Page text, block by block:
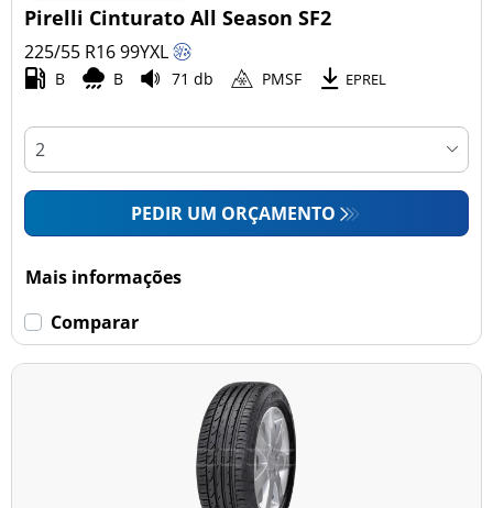
Pirelli Cinturato All Season SF2
225/55 R1699YXL
B B 71 db PMSF EPREL
PEDIR UM ORÇAMENTO
Mais informações
Comparar